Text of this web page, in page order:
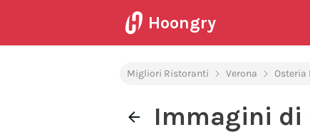
Hoongry
Migliori Ristoranti Verona Osteria
Immagini di